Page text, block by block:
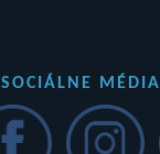
SOCIÁLNE MÉDIA